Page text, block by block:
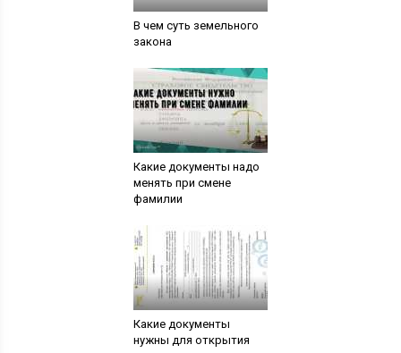
В чем суть земельного
закона
Какие документы надо
менять при смене
фамилии
Какие документы
нужны для открытия